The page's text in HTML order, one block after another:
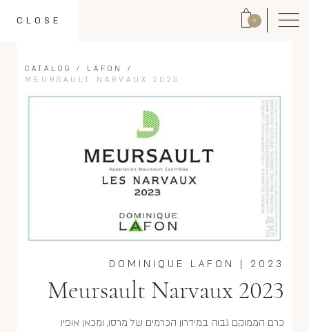
0
CLOSE
CATALOG / LAFON
/
MEURSAULT NARVAUX 2023
2023
|
DOMINIQUE LAFON
Meursault Narvaux 2023
כרם הממוקם גבוה במידרון הכרמים של מרסו, ומכאן אופיו